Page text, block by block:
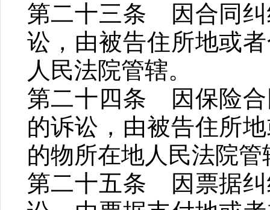
第二十三条 因合同纠
讼，由被告住所地或
人民法院管辖。
第二十四条 因保险合
的诉讼，由被告住所
的物所在地人民法院管
第二十五条 因票据纠